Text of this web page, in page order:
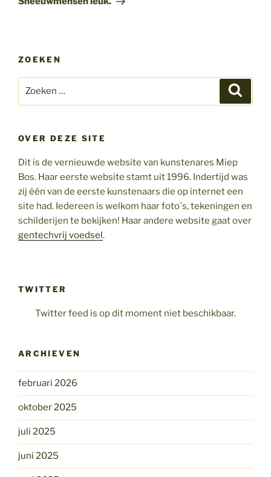
ZOEKEN
naar:
OVER DEZE SITE
Dit is de vernieuwde website van kunstenares Miep
Bos. Haar eerste website stamt uit 1996. Indertijd was
zij één van de eerste kunstenaars die op internet een
site had. Iedereen is welkom haar foto´s, tekeningen en
schilderijen te bekijken! Haar andere website gaat over
gentechvrij voedsel.
TWITTER
Twitter feed is op dit moment niet beschikbaar.
ARCHIEVEN
februari 2026
oktober 2025
juli 2025
juni 2025